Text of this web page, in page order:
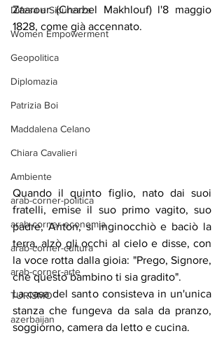
Difesa e Sicurezza
Women Empowerment
Geopolitica
Diplomazia
Patrizia Boi
Maddalena Celano
Chiara Cavalieri
Ambiente
arab-corner-politica
arab-corner-economia
arab-corner-cultura
arab-corner-arte
TURISMO
azerbaijan
Zaarour (Charbel Makhlouf) l'8 maggio
1828, come già accennato.
Quando il quinto figlio, nato dai suoi
fratelli, emise il suo primo vagito, suo
padre, Anton, si inginocchiò e baciò la
terra, alzò gli occhi al cielo e disse, con
la voce rotta dalla gioia: "Prego, Signore,
che questo bambino ti sia gradito".
La casa del santo consisteva in un'unica
stanza che fungeva da sala da pranzo,
soggiorno, camera da letto e cucina.